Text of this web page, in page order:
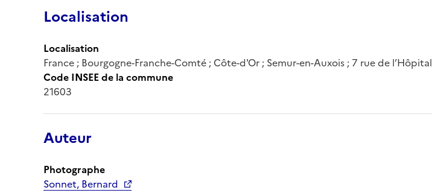
Localisation
Localisation
France ; Bourgogne-Franche-Comté ; Côte-d'Or ; Semur-en-Auxois ; 7 rue de l’Hôpital
Code INSEE de la commune
21603
Auteur
Photographe
Sonnet, Bernard